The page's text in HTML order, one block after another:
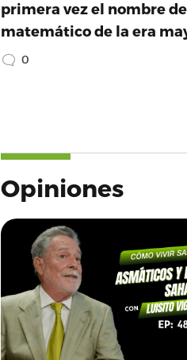
primera vez el nombre
matemático de la era
0
Opiniones